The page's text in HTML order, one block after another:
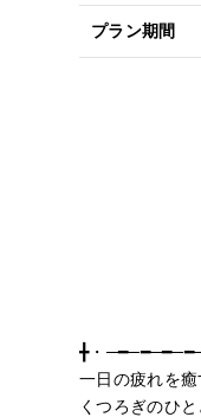
プラン期間
╋・
一日の疲れを
くつろぎのひ